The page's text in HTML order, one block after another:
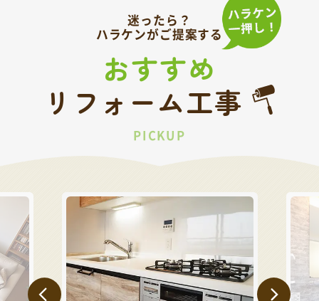
迷ったら？
ハラケンがご提案する
おすすめ
リフォーム工事
PICKUP